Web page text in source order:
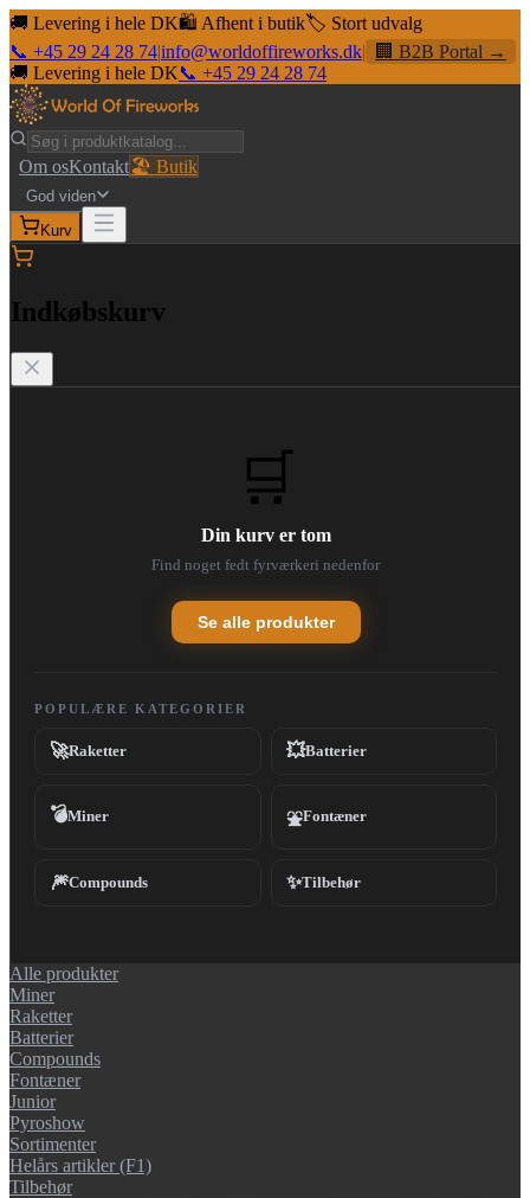
🚚 Levering i hele DK🛍️ Afhent i butik🏷️ Stort udvalg
📞 +45 29 24 28 74|info@worldoffireworks.dk|
🏢 B2B Portal →
🚚 Levering i hele DK📞 +45 29 24 28 74
Om osKontakt🏖️ Butik
God viden
Kurv
Indkøbskurv
🛒
Din kurv er tom
Find noget fedt fyrværkeri nedenfor
Se alle produkter
POPULÆRE KATEGORIER
🚀Raketter 💥Batterier
💣Miner ⛲Fontæner
🎆Compounds ✨Tilbehør
Alle produkter
Miner
Raketter
Batterier
Compounds
Fontæner
Junior
Pyroshow
Sortimenter
Helårs artikler (F1)
Tilbehør